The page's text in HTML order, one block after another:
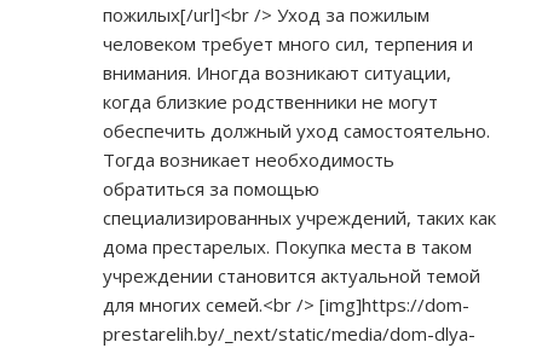
пожилых[/url]<br /> Уход за пожилым
человеком требует много сил, терпения и
внимания. Иногда возникают ситуации,
когда близкие родственники не могут
обеспечить должный уход самостоятельно.
Тогда возникает необходимость
обратиться за помощью
специализированных учреждений, таких как
дома престарелых. Покупка места в таком
учреждении становится актуальной темой
для многих семей.<br /> [img]https://dom-
prestarelih.by/_next/static/media/dom-dlya-